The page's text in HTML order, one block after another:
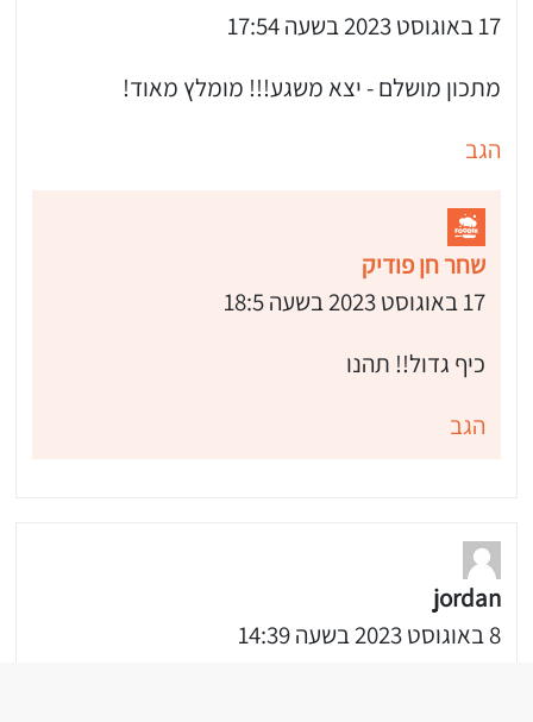
17 באוגוסט 2023 בשעה 17:54
מתכון מושלם - יצא משגע!!! מומלץ מאוד!
הגב
שחר חן פודיק
17 באוגוסט 2023 בשעה 18:5
כיף גדול!! תהנו
הגב
jordan
8 באוגוסט 2023 בשעה 14:39